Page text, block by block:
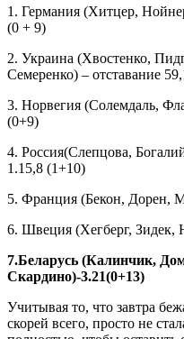
1. Германия (Хитцер,
(0 + 9)
2. Украина (Хвостенко,
Семеренко) – отставание
3. Норвегия (Солемдаль,
(0+9)
4. Россия(Слепцова,
1.15,8 (1+10)
5. Франция (Бекон, Дорен,
6. Швеция (Хегберг, Зидек,
7.Беларусь (Калинчик,
Скардино)-3.21(0+13)
Учитывая то, что завтра
скорей всего, просто не